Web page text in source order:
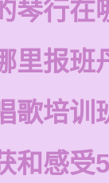
琴行在
里报班
歌培训
和感受